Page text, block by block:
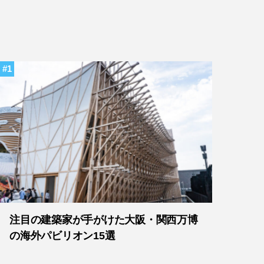
1
注目の建築家が手がけた大阪・関西万博
の海外パビリオン15選